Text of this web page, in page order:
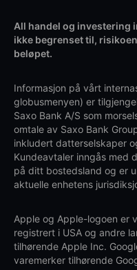
All handel og
ikke begrenset til,
beløpet.
Informasjon på vårt
globusmenyen) er
Saxo Bank A/S som
omtale av Saxo Bank
inkludert datterselskaper
Kundeavtaler inngås med
på ditt bostedsland og er
aktuelle enhetens
Apple og Apple-logoen er
registrert i USA og andre
tilhørende Apple Inc.
varemerker tilhørende